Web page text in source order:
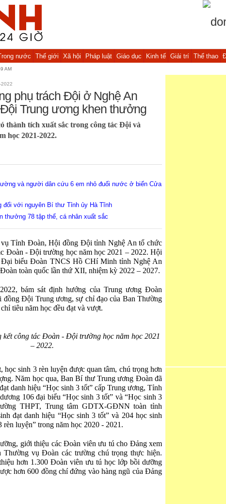
nước Thế giới Xã hội Pháp luật Giáo dục Kinh tế Giải trí Thể thao
AM
phụ trách Đội ở Nghệ An
Trung ương khen thưởng
thành tích xuất sắc trong công tác Đội và
học 2021-2022.
và người dân cứu 6 em nhỏ đuối nước ở biển Cửa
đối với nguyên Bí thư Tỉnh ủy Hà Tĩnh
thưởng 78 tập thể, cá nhân xuất sắc
Tỉnh Đoàn, Hội đồng Đội tỉnh Nghệ An tổ chức
Đoàn - Đội trường học năm học 2021 – 2022. Hội
biểu Đoàn TNCS Hồ CHí Minh tỉnh Nghệ An
toàn quốc lần thứ XII, nhiệm kỳ 2022 – 2027.
bám sát định hướng của Trung ương Đoàn
Đội Trung ương, sự chỉ đạo của Ban Thường
tiêu năm học đều đạt và vượt.
kết công tác Đoàn - Đội trường học năm học 2021
– 2022.
học sinh 3 rèn luyện được quan tâm, chú trọng hơn
Năm học qua, Ban Bí thư Trung ương Đoàn đã
danh hiệu “Học sinh 3 tốt” cấp Trung ương, Tỉnh
106 đại biểu “Học sinh 3 tốt” và “Học sinh 3
THPT, Trung tâm GDTX-GĐNN toàn tỉnh
đạt danh hiệu “Học sinh 3 tốt” và 204 học sinh
rèn luyện” trong năm học 2020 - 2021.
giới thiệu các Đoàn viên ưu tú cho Đảng xem
Thường vụ Đoàn các trường chú trọng thực hiện.
hơn 1.300 Đoàn viên ưu tú học lớp bồi dưỡng
hơn 600 đồng chí đứng vào hàng ngũ của Đảng